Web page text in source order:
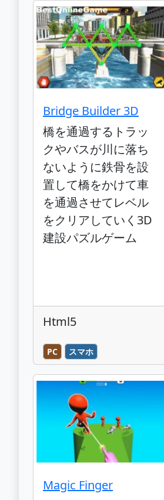
Bridge Builder 3D
橋を通過するトラッ
クやバスが川に落ち
ないように鉄骨を設
置して橋をかけて車
を通過させてレベル
をクリアしていく3D
建設パズルゲーム
Html5
PC スマホ
Magic Finger